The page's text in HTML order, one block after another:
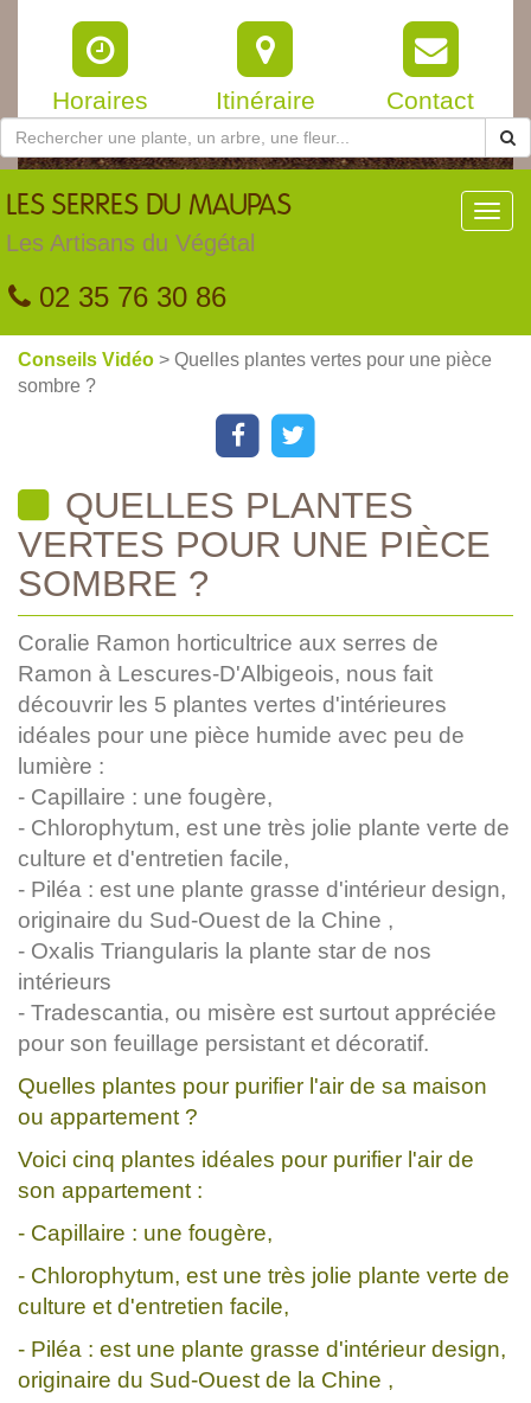
Horaires Itinéraire Contact
LES SERRES DU MAUPAS
Les Artisans du Végétal
02 35 76 30 86
Conseils Vidéo > Quelles plantes vertes pour une pièce
sombre ?
QUELLES PLANTES
VERTES POUR UNE PIÈCE
SOMBRE ?
Coralie Ramon horticultrice aux serres de
Ramon à Lescures-D'Albigeois, nous fait
découvrir les 5 plantes vertes d'intérieures
idéales pour une pièce humide avec peu de
lumière :
- Capillaire : une fougère,
- Chlorophytum, est une très jolie plante verte de
culture et d'entretien facile,
- Piléa : est une plante grasse d'intérieur design,
originaire du Sud-Ouest de la Chine ,
- Oxalis Triangularis la plante star de nos
intérieurs
- Tradescantia, ou misère est surtout appréciée
pour son feuillage persistant et décoratif.
Quelles plantes pour purifier l'air de sa maison
ou appartement ?
Voici cinq plantes idéales pour purifier l'air de
son appartement :
- Capillaire : une fougère,
- Chlorophytum, est une très jolie plante verte de
culture et d'entretien facile,
- Piléa : est une plante grasse d'intérieur design,
originaire du Sud-Ouest de la Chine ,